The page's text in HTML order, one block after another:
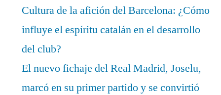
Cultura de la afición del Barcelona: ¿Cómo
influye el espíritu catalán en el desarrollo
del club?
El nuevo fichaje del Real Madrid, Joselu,
marcó en su primer partido y se convirtió